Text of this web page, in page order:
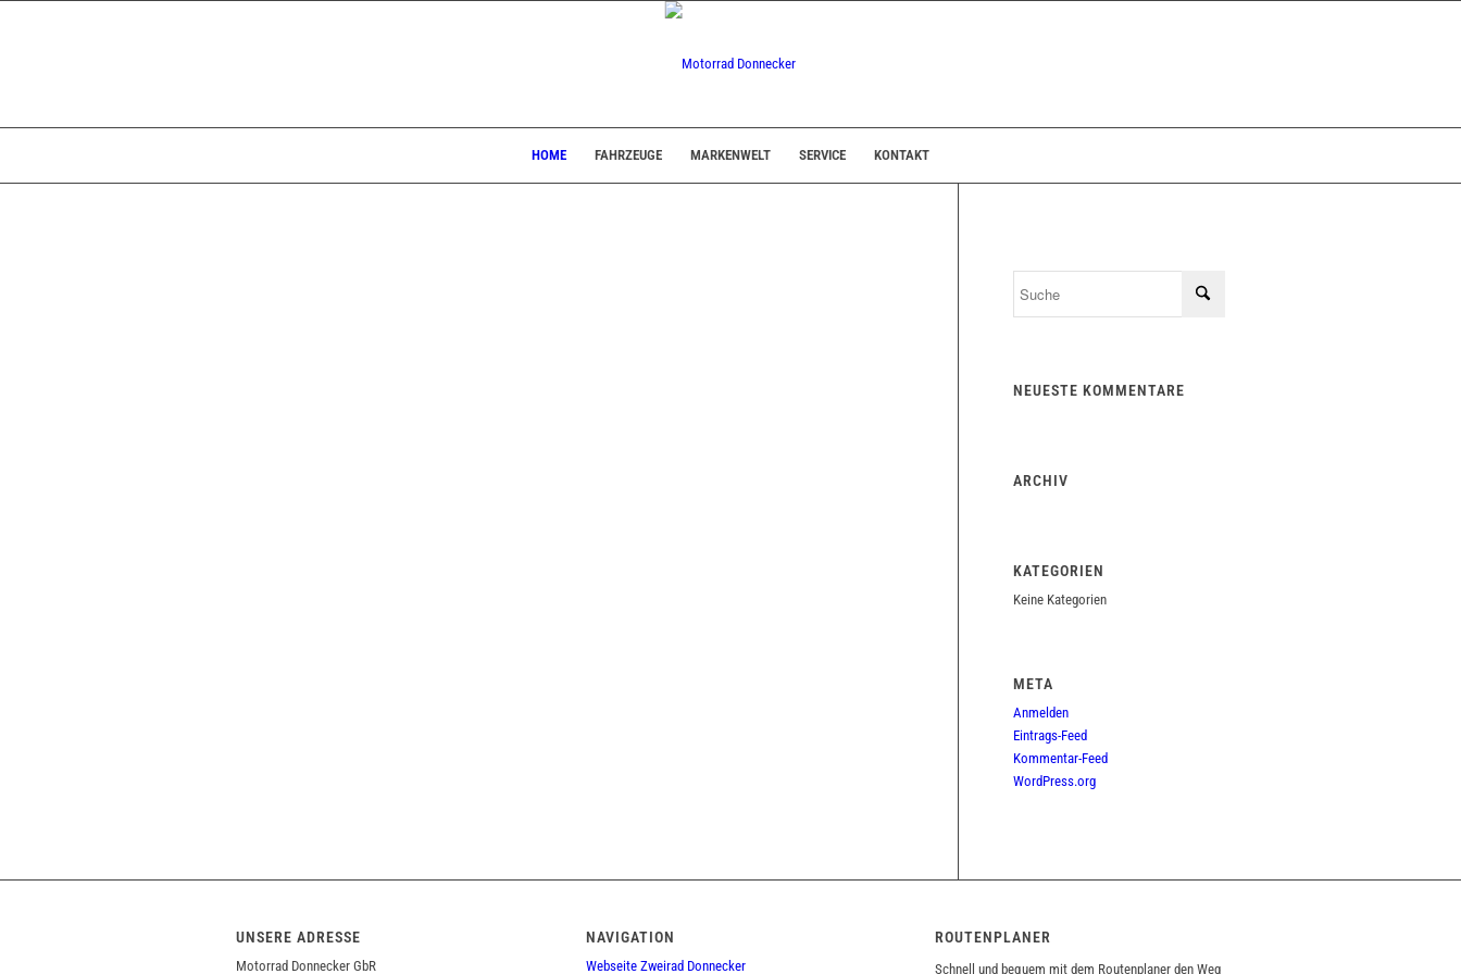
HOME FAHRZEUGE MARKENWELT SERVICE KONTAKT
NEUESTE KOMMENTARE
ARCHIV
KATEGORIEN
Keine Kategorien
META
Anmelden
Eintrags-Feed
Kommentar-Feed
WordPress.org
UNSERE ADRESSE
Motorrad Donnecker GbR
NAVIGATION
Webseite Zweirad Donnecker
ROUTENPLANER
Schnell und bequem mit dem Routenplaner den Weg